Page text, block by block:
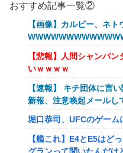
【艦これ】オオヤマトウ
【艦これ】授業中に居眠
【画像】令和最新版の
刺さりまくりw w w w w w
【爆笑動画】ママさん
らコレw」←こwれwは
岡田斗司夫「人間の本音
る。この責任をどうとる
【速報】ルフィの幹部
おすすめ記事一覧②
【画像】カルビー、ネ
【悲報】人間シャンパ
いｗｗｗｗ
【速報】 キチ団体に言
新報、注意喚起メールし
堀口恭司、UFCのゲーム
【艦これ】E4とE5はど